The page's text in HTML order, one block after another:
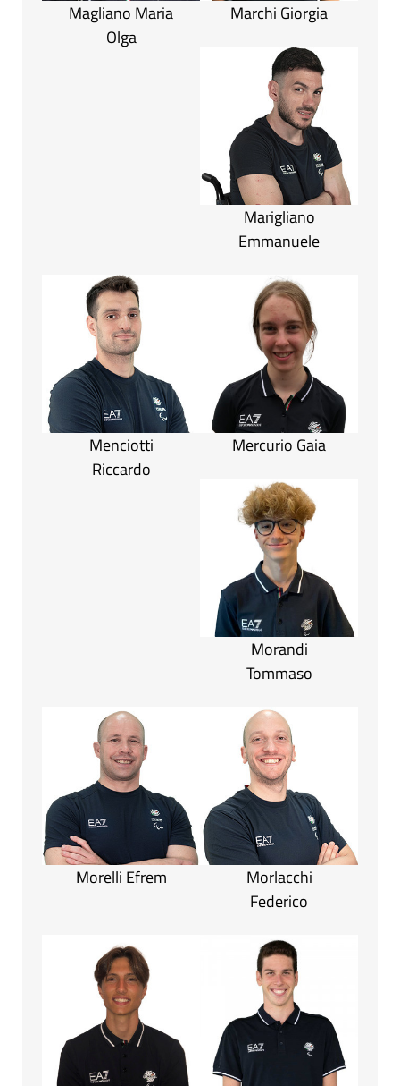
Magliano Maria
Olga
Marchi Giorgia
Marigliano
Emmanuele
Menciotti
Riccardo
Mercurio Gaia
Morandi
Tommaso
Morelli Efrem
Morlacchi
Federico